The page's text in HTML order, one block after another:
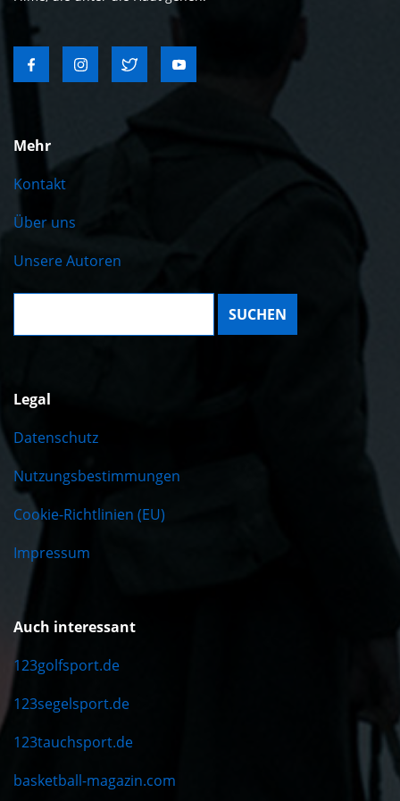
Mehr
Kontakt
Über uns
Unsere Autoren
Suche:
Legal
Datenschutz
Nutzungsbestimmungen
Cookie-Richtlinien (EU)
Impressum
Auch interessant
123golfsport.de
123segelsport.de
123tauchsport.de
basketball-magazin.com